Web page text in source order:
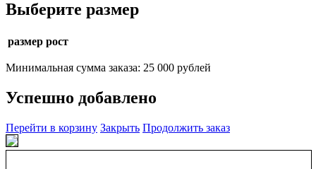
Выберите размер
размер рост
Минимальная сумма заказа: 25 000 рублей
Успешно добавлено
Перейти в корзину Закрыть Продолжить заказ